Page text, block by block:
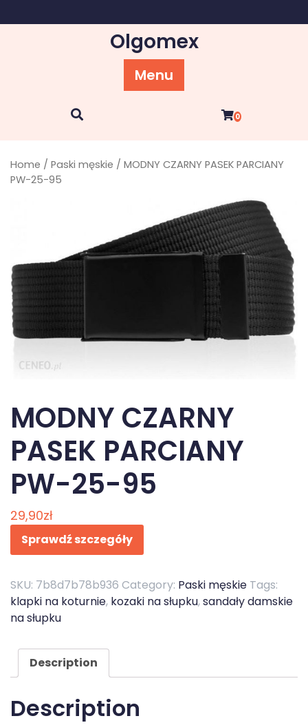
to
Olgomex
Menu
0
Home / Paski męskie / MODNY CZARNY PASEK PARCIANY
PW-25-95
MODNY CZARNY
PASEK PARCIANY
PW-25-95
29,90zł
Sprawdź szczegóły
SKU: 7b8d7b78b936 Category: Paski męskie Tags:
klapki na koturnie, kozaki na słupku,sandały damskie
na słupku
Description
Description